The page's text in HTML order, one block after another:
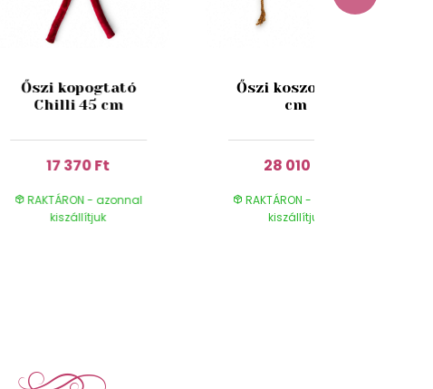
Őszi kopogtató
Chilli 45 cm
17 370 Ft
RAKTÁRON - azonnal
kiszállítjuk
Őszi koszorú 53
cm
28 010 Ft
RAKTÁRON - azonnal
kiszállítjuk